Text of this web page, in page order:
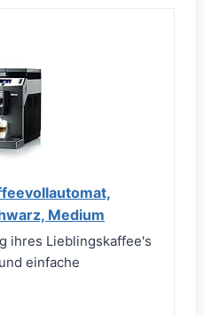
Medium
ihres Lieblingskaffee's
einfache